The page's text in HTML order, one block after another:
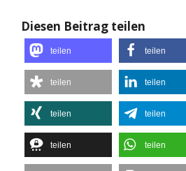
Diesen Beitrag teilen
teilen teilen
teilen teilen
teilen teilen
teilen teilen